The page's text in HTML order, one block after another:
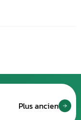
Plus ancien